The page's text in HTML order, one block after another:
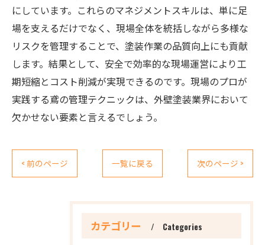
にしています。これらのマネジメントスキルは、単に足
場を支えるだけでなく、現場全体を統括しながら多様な
リスクを管理することで、塗装作業の品質向上にも貢献
します。結果として、安全で効率的な現場運営により工
期短縮とコスト削減が実現できるのです。現場のプロが
実践する鳶の管理テクニックは、外壁塗装業界において
欠かせない要素と言えるでしょう。
< 前のページ 一覧に戻る 次のページ >
カテゴリー Categories